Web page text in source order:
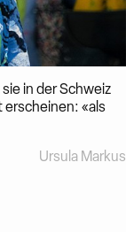
in der Schweiz
«als
Ursula Markus